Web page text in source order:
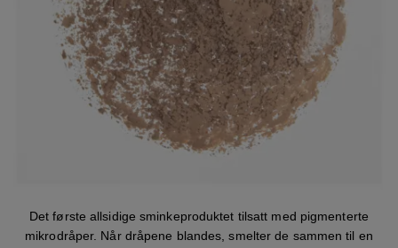
Det første allsidige sminkeproduktet tilsatt med pigmenterte
mikrodråper. Når dråpene blandes, smelter de sammen til en